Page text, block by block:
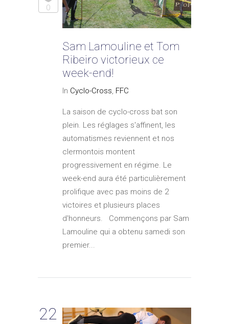
0
Sam Lamouline et Tom
Ribeiro victorieux ce
week-end!
In Cyclo-Cross FFC
La saison de cyclo-cross bat son
plein. Les réglages s'affinent, les
automatismes reviennent et nos
clermontois montent
progressivement en régime. Le
week-end aura été particulièrement
prolifique avec pas moins de 2
victoires et plusieurs places
d'honneurs. Commençons par Sam
Lamouline qui a obtenu samedi son
premier...
22